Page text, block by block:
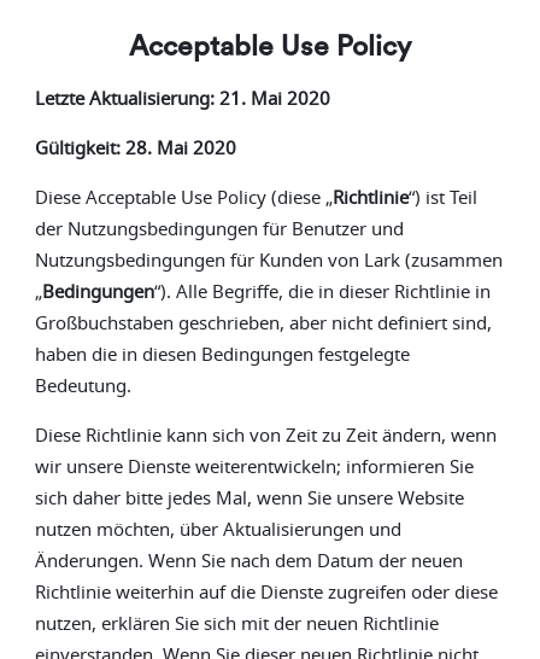
Acceptable Use Policy
Letzte Aktualisierung: 21. Mai 2020
Gültigkeit: 28. Mai 2020
Diese Acceptable Use Policy (diese „Richtlinie“) ist Teil
der Nutzungsbedingungen für Benutzer und
Nutzungsbedingungen für Kunden von Lark (zusammen
„Bedingungen“). Alle Begriffe, die in dieser Richtlinie in
Großbuchstaben geschrieben, aber nicht definiert sind,
haben die in diesen Bedingungen festgelegte
Bedeutung.
Diese Richtlinie kann sich von Zeit zu Zeit ändern, wenn
wir unsere Dienste weiterentwickeln; informieren Sie
sich daher bitte jedes Mal, wenn Sie unsere Website
nutzen möchten, über Aktualisierungen und
Änderungen. Wenn Sie nach dem Datum der neuen
Richtlinie weiterhin auf die Dienste zugreifen oder diese
nutzen, erklären Sie sich mit der neuen Richtlinie